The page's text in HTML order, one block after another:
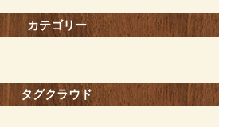
カテゴリー
タグクラウド